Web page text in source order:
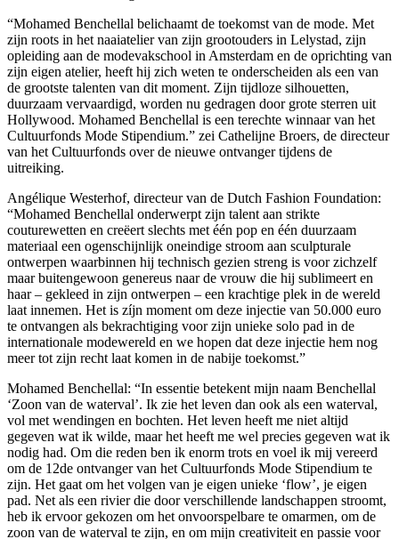
“Mohamed Benchellal belichaamt de toekomst van de mode. Met
zijn roots in het naaiatelier van zijn grootouders in Lelystad, zijn
opleiding aan de modevakschool in Amsterdam en de oprichting van
zijn eigen atelier, heeft hij zich weten te onderscheiden als een van
de grootste talenten van dit moment. Zijn tijdloze silhouetten,
duurzaam vervaardigd, worden nu gedragen door grote sterren uit
Hollywood. Mohamed Benchellal is een terechte winnaar van het
Cultuurfonds Mode Stipendium.” zei Cathelijne Broers, de directeur
van het Cultuurfonds over de nieuwe ontvanger tijdens de
uitreiking.
Angélique Westerhof, directeur van de Dutch Fashion Foundation:
“Mohamed Benchellal onderwerpt zijn talent aan strikte
couturewetten en creëert slechts met één pop en één duurzaam
materiaal een ogenschijnlijk oneindige stroom aan sculpturale
ontwerpen waarbinnen hij technisch gezien streng is voor zichzelf
maar buitengewoon genereus naar de vrouw die hij sublimeert en
haar – gekleed in zijn ontwerpen – een krachtige plek in de wereld
laat innemen. Het is zíjn moment om deze injectie van 50.000 euro
te ontvangen als bekrachtiging voor zijn unieke solo pad in de
internationale modewereld en we hopen dat deze injectie hem nog
meer tot zijn recht laat komen in de nabije toekomst.”
Mohamed Benchellal: “In essentie betekent mijn naam Benchellal
‘Zoon van de waterval’. Ik zie het leven dan ook als een waterval,
vol met wendingen en bochten. Het leven heeft me niet altijd
gegeven wat ik wilde, maar het heeft me wel precies gegeven wat ik
nodig had. Om die reden ben ik enorm trots en voel ik mij vereerd
om de 12de ontvanger van het Cultuurfonds Mode Stipendium te
zijn. Het gaat om het volgen van je eigen unieke ‘flow’, je eigen
pad. Net als een rivier die door verschillende landschappen stroomt,
heb ik ervoor gekozen om het onvoorspelbare te omarmen, om de
zoon van de waterval te zijn, en om mijn creativiteit en passie voor